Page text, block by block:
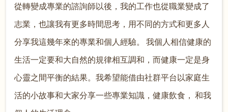
從轉變成專業的諮詢師以後，我的工作也從職業變成了
志業，也讓我有更多時間思考，用不同的方式和更多人
分享我這幾年來的專業和個人經驗。 我個人相信健康的
生活一定要和大自然的規律相互調和，而健康一定是身
心靈之間平衡的結果。我希望能借由社群平台以家庭生
活的小故事和大家分享一些專業知識，健康飲食， 和我